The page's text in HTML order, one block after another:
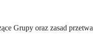
Grupy oraz zasad